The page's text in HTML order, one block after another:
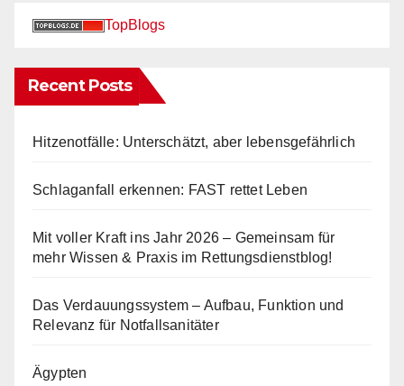
TopBlogs
Recent Posts
Hitzenotfälle: Unterschätzt, aber lebensgefährlich
Schlaganfall erkennen: FAST rettet Leben
Mit voller Kraft ins Jahr 2026 – Gemeinsam für
mehr Wissen & Praxis im Rettungsdienstblog!
Das Verdauungssystem – Aufbau, Funktion und
Relevanz für Notfallsanitäter
Ägypten